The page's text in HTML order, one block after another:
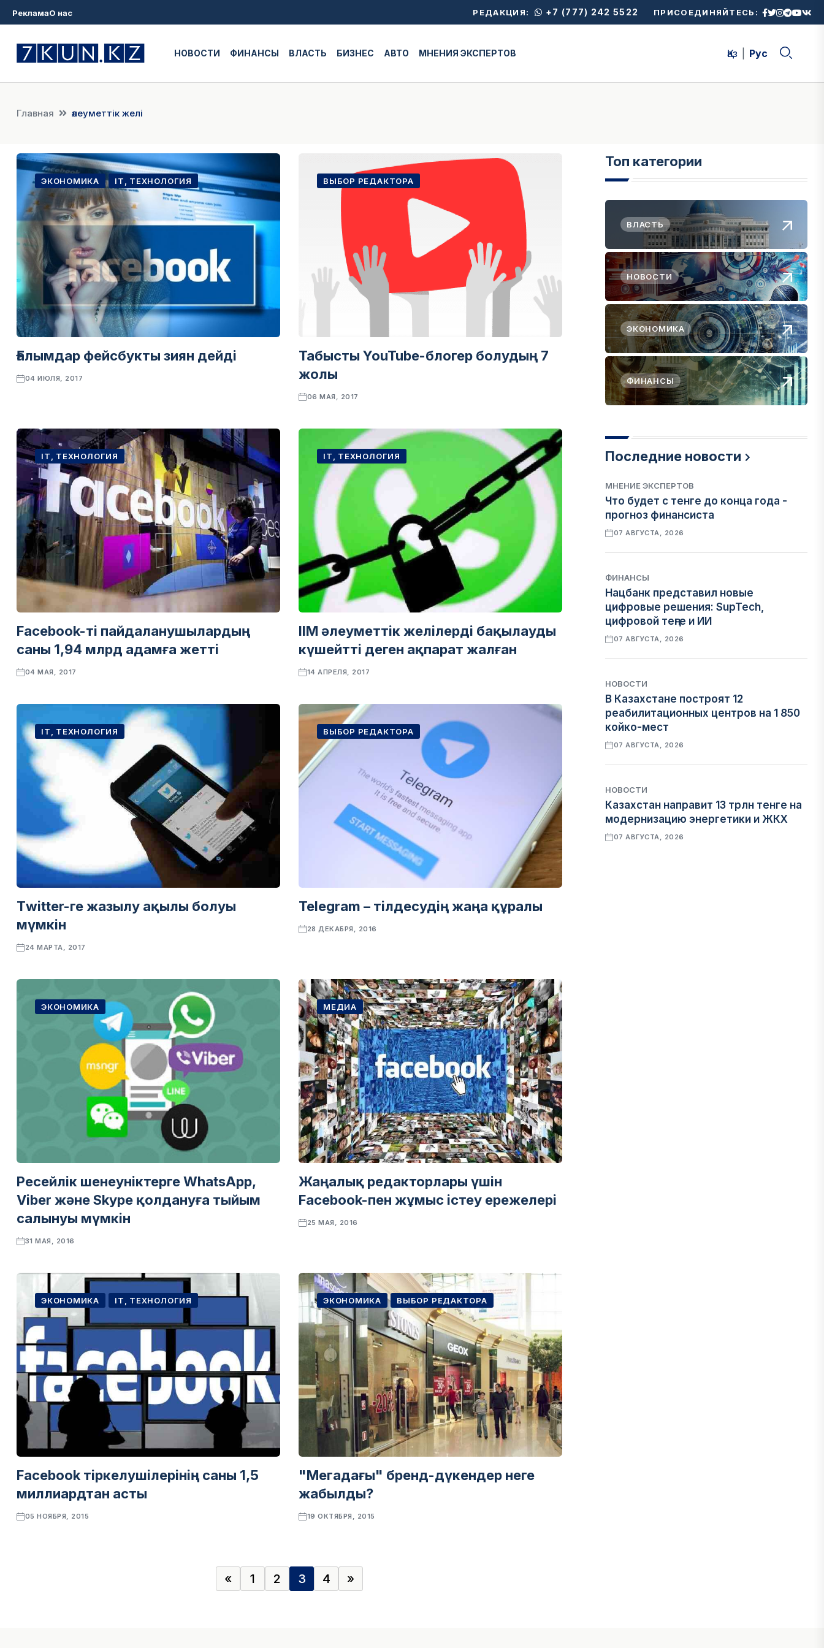
РекламаО нас РЕДАКЦИЯ: +7 (777) 242 5522 ПРИСОЕДИНЯЙТЕСЬ:
НОВОСТИ ФИНАНСЫ ВЛАСТЬ БИЗНЕС АВТО МНЕНИЯ ЭКСПЕРТОВ Қаз Рус
Главная әлеуметтік желі
ЭКОНОМИКА IT, ТЕХНОЛОГИЯ
Ғалымдар фейсбукты зиян дейді
04 ИЮЛЯ, 2017
ВЫБОР РЕДАКТОРА
Табысты YouTube-блогер болудың 7
жолы
06 МАЯ, 2017
IT, ТЕХНОЛОГИЯ
Facebook-ті пайдаланушылардың
саны 1,94 млрд адамға жетті
04 МАЯ, 2017
IT, ТЕХНОЛОГИЯ
ІІМ әлеуметтік желілерді бақылауды
күшейтті деген ақпарат жалған
14 АПРЕЛЯ, 2017
IT, ТЕХНОЛОГИЯ
Тwitter-ге жазылу ақылы болуы
мүмкін
24 МАРТА, 2017
ВЫБОР РЕДАКТОРА
Telegram – тілдесудің жаңа құралы
28 ДЕКАБРЯ, 2016
ЭКОНОМИКА
Ресейлік шенеуніктерге WhatsApp,
Viber және Skype қолдануға тыйым
салынуы мүмкін
31 МАЯ, 2016
МЕДИА
Жаңалық редакторлары үшін
Facebook-пен жұмыс істеу ережелері
25 МАЯ, 2016
ЭКОНОМИКА IT, ТЕХНОЛОГИЯ
Facebook тіркелушілерінің саны 1,5
миллиардтан асты
05 НОЯБРЯ, 2015
ЭКОНОМИКА ВЫБОР РЕДАКТОРА
"Мегадағы" бренд-дүкендер неге
жабылды?
19 ОКТЯБРЯ, 2015
« 1 2 3 4 »
Топ категории
ВЛАСТЬ
НОВОСТИ
ЭКОНОМИКА
ФИНАНСЫ
Последние новости
МНЕНИЕ ЭКСПЕРТОВ
Что будет с тенге до конца года -
прогноз финансиста
07 АВГУСТА, 2026
ФИНАНСЫ
Нацбанк представил новые
цифровые решения: SupTech,
цифровой теңге и ИИ
07 АВГУСТА, 2026
НОВОСТИ
В Казахстане построят 12
реабилитационных центров на 1 850
койко-мест
07 АВГУСТА, 2026
НОВОСТИ
Казахстан направит 13 трлн тенге на
модернизацию энергетики и ЖКХ
07 АВГУСТА, 2026